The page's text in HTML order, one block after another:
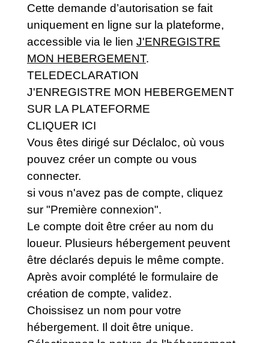
Cette demande d’autorisation se fait
uniquement en ligne sur la plateforme,
accessible via le lien J'ENREGISTRE
MON HEBERGEMENT.
TELEDECLARATION
J'ENREGISTRE MON HEBERGEMENT
SUR LA PLATEFORME
CLIQUER ICI
Vous êtes dirigé sur Déclaloc, où vous
pouvez créer un compte ou vous
connecter.
si vous n'avez pas de compte, cliquez
sur "Première connexion".
Le compte doit être créer au nom du
loueur. Plusieurs hébergement peuvent
être déclarés depuis le même compte.
Après avoir complété le formulaire de
création de compte, validez.
Choissisez un nom pour votre
hébergement. Il doit être unique.